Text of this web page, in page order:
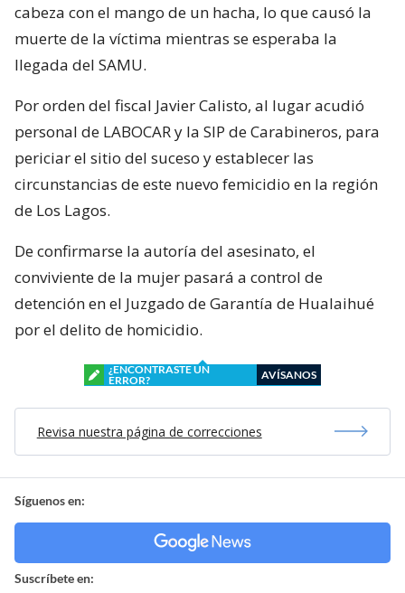
cabeza con el mango de un hacha, lo que causó la
muerte de la víctima mientras se esperaba la
llegada del SAMU.
Por orden del fiscal Javier Calisto, al lugar acudió
personal de LABOCAR y la SIP de Carabineros, para
periciar el sitio del suceso y establecer las
circunstancias de este nuevo femicidio en la región
de Los Lagos.
De confirmarse la autoría del asesinato, el
conviviente de la mujer pasará a control de
detención en el Juzgado de Garantía de Hualaihué
por el delito de homicidio.
¿ENCONTRASTE UN
ERROR?
AVÍSANOS
Revisa nuestra página de correcciones
Síguenos en:
Suscríbete en: